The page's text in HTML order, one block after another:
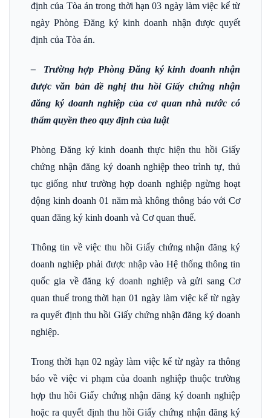
định của Tòa án trong thời hạn 03 ngày làm việc kể từ
ngày Phòng Đăng ký kinh doanh nhận được quyết
định của Tòa án.
– Trường hợp Phòng Đăng ký kinh doanh nhận
được văn bản đề nghị thu hồi Giấy chứng nhận
đăng ký doanh nghiệp của cơ quan nhà nước có
thẩm quyền theo quy định của luật
Phòng Đăng ký kinh doanh thực hiện thu hồi Giấy
chứng nhận đăng ký doanh nghiệp theo trình tự, thủ
tục giống như trường hợp doanh nghiệp ngừng hoạt
động kinh doanh 01 năm mà không thông báo với Cơ
quan đăng ký kinh doanh và Cơ quan thuế.
Thông tin về việc thu hồi Giấy chứng nhận đăng ký
doanh nghiệp phải được nhập vào Hệ thống thông tin
quốc gia về đăng ký doanh nghiệp và gửi sang Cơ
quan thuế trong thời hạn 01 ngày làm việc kể từ ngày
ra quyết định thu hồi Giấy chứng nhận đăng ký doanh
nghiệp.
Trong thời hạn 02 ngày làm việc kể từ ngày ra thông
báo về việc vi phạm của doanh nghiệp thuộc trường
hợp thu hồi Giấy chứng nhận đăng ký doanh nghiệp
hoặc ra quyết định thu hồi Giấy chứng nhận đăng ký